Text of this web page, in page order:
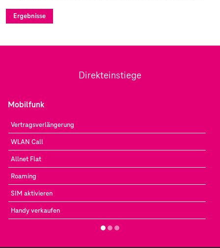
Ergebnisse
Direkteinstiege
Mobilfunk
Vertragsverlängerung
WLAN Call
Allnet Flat
Roaming
SIM aktivieren
Handy verkaufen